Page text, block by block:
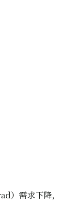
）需求下降，